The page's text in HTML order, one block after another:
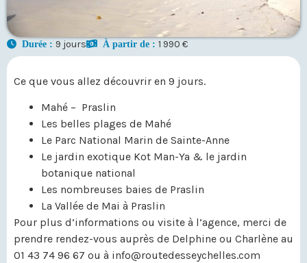
Durée : 9 jours À partir de : 1 990 €
Ce que vous allez découvrir en 9 jours.
Mahé – Praslin
Les belles plages de Mahé
Le Parc National Marin de Sainte-Anne
Le jardin exotique Kot Man-Ya & le jardin
botanique national
Les nombreuses baies de Praslin
La Vallée de Mai à Praslin
Pour plus d’informations ou visite à l’agence, merci de
prendre rendez-vous auprès de Delphine ou Charlène au
01 43 74 96 67 ou à info@routedesseychelles.com